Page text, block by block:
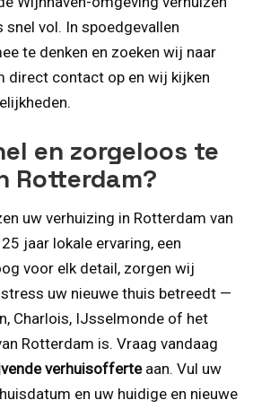
snel vol. In spoedgevallen
te denken en zoeken wij naar
direct contact op en wij kijken
en zorgeloos te
Rotterdam?
uw verhuizing in Rotterdam van
jaar lokale ervaring, een
voor elk detail, zorgen wij
uw nieuwe thuis betreedt —
Charlois, IJsselmonde of het
Rotterdam is. Vraag vandaag
verhuisofferteaan. Vul uw
en uw huidige en nieuwe